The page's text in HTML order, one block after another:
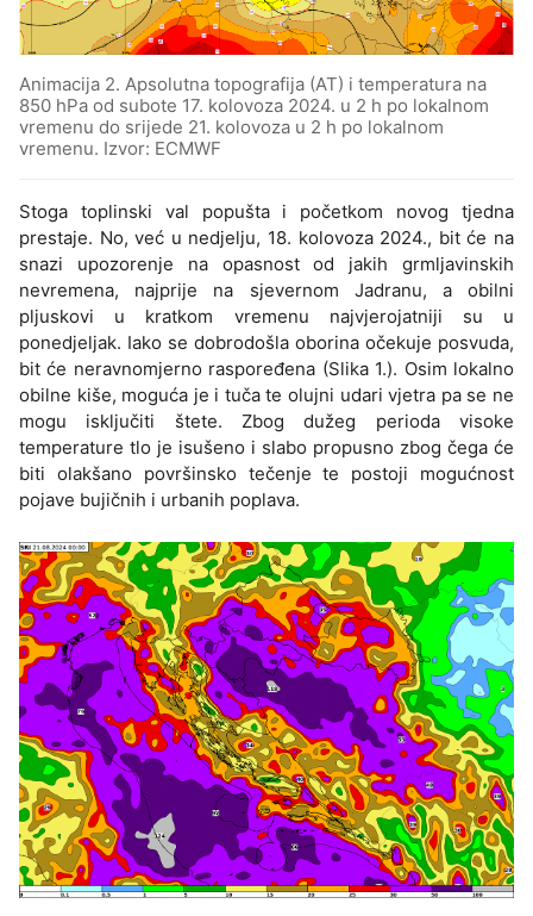
Animacija 2. Apsolutna topografija (AT) i temperatura na
850 hPa od subote 17. kolovoza 2024. u 2 h po lokalnom
vremenu do srijede 21. kolovoza u 2 h po lokalnom
vremenu. Izvor: ECMWF
Stoga toplinski val popušta i početkom novog tjedna
prestaje. No, već u nedjelju, 18. kolovoza 2024., bit će na
snazi upozorenje na opasnost od jakih grmljavinskih
nevremena, najprije na sjevernom Jadranu, a obilni
pljuskovi u kratkom vremenu najvjerojatniji su u
ponedjeljak. Iako se dobrodošla oborina očekuje posvuda,
bit će neravnomjerno raspoređena (Slika 1.). Osim lokalno
obilne kiše, moguća je i tuča te olujni udari vjetra pa se ne
mogu isključiti štete. Zbog dužeg perioda visoke
temperature tlo je isušeno i slabo propusno zbog čega će
biti olakšano površinsko tečenje te postoji mogućnost
pojave bujičnih i urbanih poplava.